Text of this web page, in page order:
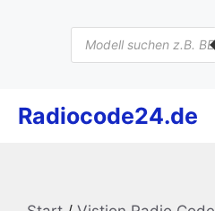
Products
search
Radiocode24.de